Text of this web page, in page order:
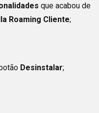
que acabou de
Roaming Cliente;
Desinstalar;